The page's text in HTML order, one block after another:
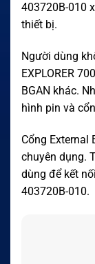
403720B-010
thiết bị.
Người dùng
EXPLORER
BGAN khác.
hình pin và
Cổng External
chuyên dụng.
dùng để kết
403720B-010.